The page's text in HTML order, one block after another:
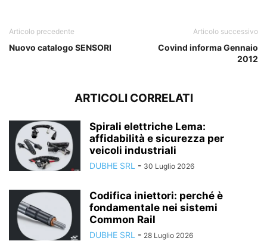
Articolo precedente
Nuovo catalogo SENSORI
Articolo successivo
Covind informa Gennaio
2012
ARTICOLI CORRELATI
Spirali elettriche Lema:
affidabilità e sicurezza per
veicoli industriali
DUBHE SRL - 30 Luglio 2026
Codifica iniettori: perché è
fondamentale nei sistemi
Common Rail
DUBHE SRL - 28 Luglio 2026